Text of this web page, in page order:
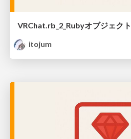
VRChat.rb_2_Rubyオブジェク
itojum